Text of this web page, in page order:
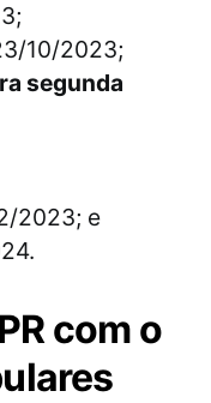
10/2023;
segunda
2023; e
com o